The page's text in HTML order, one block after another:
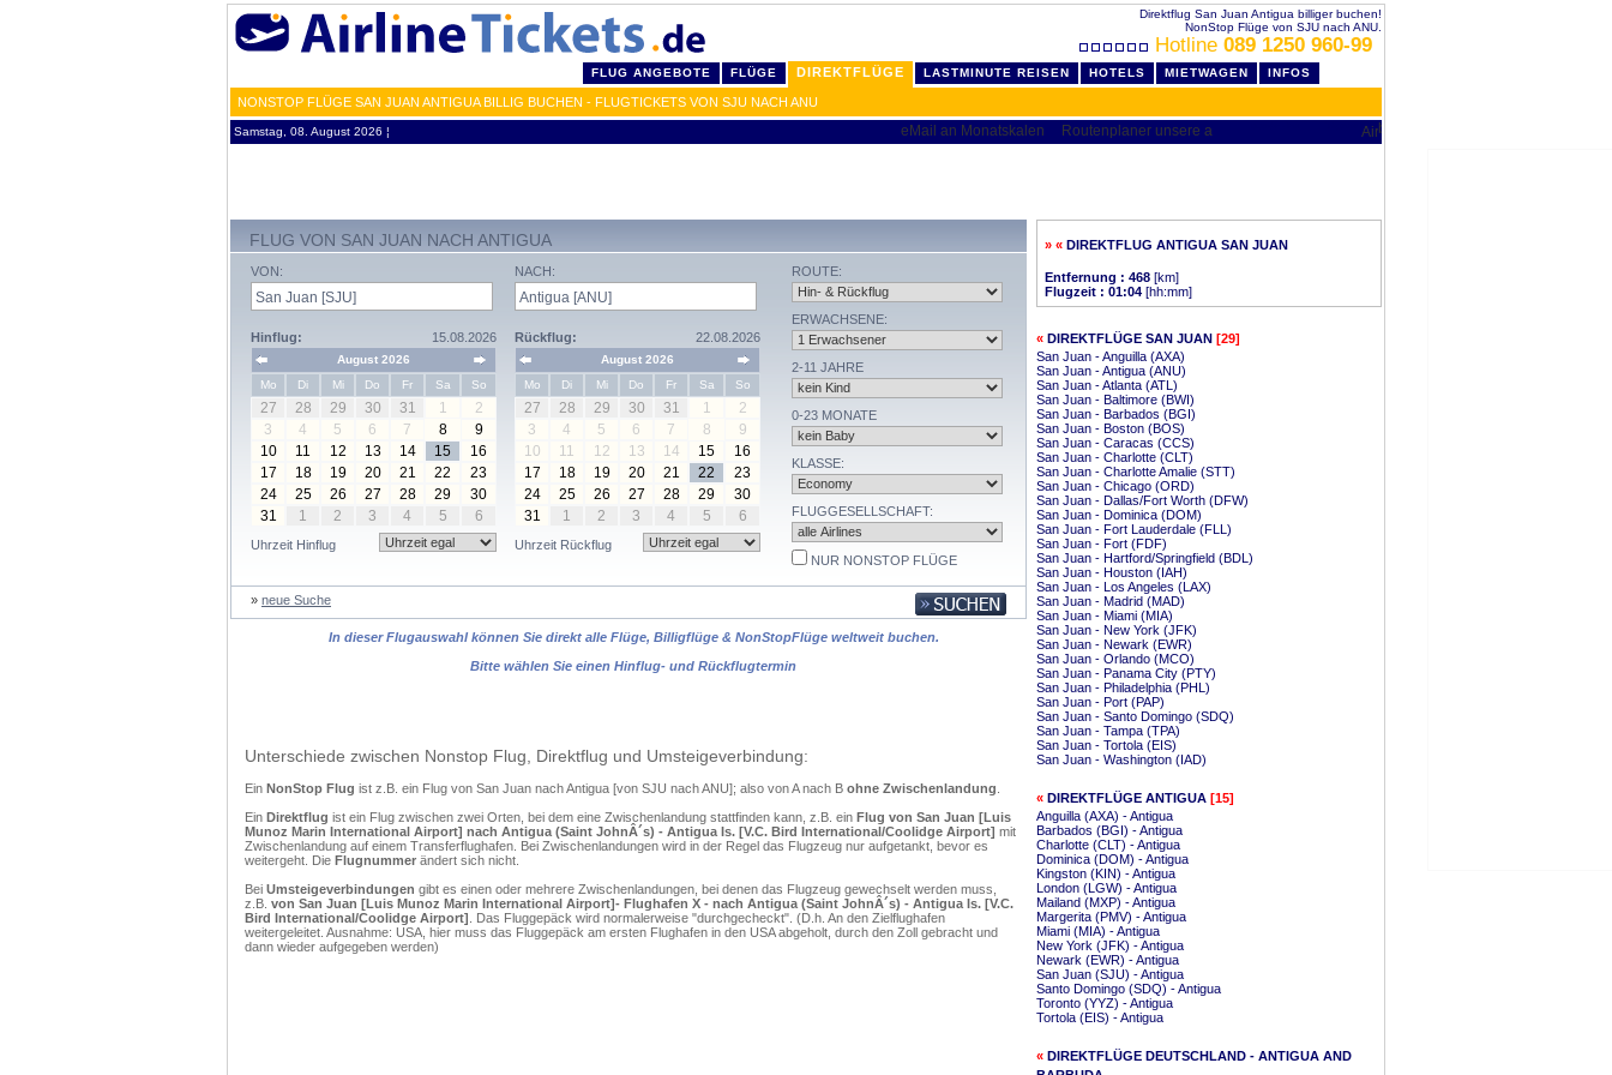
Direktflug San Juan Antigua billiger buchen!
NonStop Flüge von SJU nach ANU.
Hotline 089 1250 960-99
FLUG ANGEBOTE FLÜGE DIREKTFLÜGE LASTMINUTE REISEN HOTELS MIETWAGEN INFOS
NONSTOP FLÜGE SAN JUAN ANTIGUA BILLIG BUCHEN - FLUGTICKETS VON SJU NACH ANU
Samstag, 08. August 2026 ¦
FLUG VON SAN JUAN NACH ANTIGUA
VON:
Hinflug: 15.08.2026
August 2026
Mo
Di Mi Do Fr Sa So
27 28 29 30 31 1
2
3
4 5 6 7 8
9
10
11 12 13 14 15
16
17
18 19 20 21 22
23
24
25 26 27 28 29
30
31
1 2 3 4 5 6
Uhrzeit Hinflug
NACH:
Rückflug: 22.08.2026
August 2026
Mo
Di Mi Do Fr Sa So
27 28 29 30 31 1
2
3
4 5 6 7 8
9
10
11 12 13 14 15
16
17
18 19 20 21 22
23
24
25 26 27 28 29
30
31
1 2 3 4 5 6
Uhrzeit Rückflug
ROUTE:
ERWACHSENE:
2-11 JAHRE
0-23 MONATE
KLASSE:
FLUGGESELLSCHAFT:
NUR NONSTOP FLÜGE
» neue Suche
In dieser Flugauswahl können Sie direkt alle Flüge, Billigflüge & NonStopFlüge weltweit buchen.
Bitte wählen Sie einen Hinflug- und Rückflugtermin
Unterschiede zwischen Nonstop Flug, Direktflug und Umsteigeverbindung:
Ein NonStop Flug ist z.B. ein Flug von San Juan nach Antigua [von SJU nach ANU]; also von A nach B ohne Zwischenlandung
Ein Direktflug ist ein Flug zwischen zwei Orten, bei dem eine Zwischenlandung stattfinden kann, z.B. ein Flug von San Juan [Luis
Munoz Marin International Airport] nach Antigua (Saint JohnÂ´s) - Antigua Is. [V.C. Bird International/Coolidge Airport] mit
Zwischenlandung auf einem Transferflughafen. Bei Zwischenlandungen wird in der Regel das Flugzeug nur aufgetankt, bevor es
weitergeht. Die Flugnummer ändert sich nicht.
Bei Umsteigeverbindungen gibt es einen oder mehrere Zwischenlandungen, bei denen das Flugzeug gewechselt werden muss,
z.B. von San Juan [Luis Munoz Marin International Airport]- Flughafen X - nach Antigua (Saint JohnÂ´s) - Antigua Is. [V.C.
Bird International/Coolidge Airport] . Das Fluggepäck wird normalerweise "durchgecheckt". (D.h. An den Zielflughafen
weitergeleitet. Ausnahme: USA, hier muss das Fluggepäck am ersten Flughafen in den USA abgeholt, durch den Zoll gebracht und
dann wieder aufgegeben werden)
» « DIREKTFLUG ANTIGUA SAN JUAN
Entfernung : 468 [km]
Flugzeit : 01:04 [hh:mm]
« DIREKTFLÜGE SAN JUAN [29]
San Juan - Anguilla (AXA)
San Juan - Antigua (ANU)
San Juan - Atlanta (ATL)
San Juan - Baltimore (BWI)
San Juan - Barbados (BGI)
San Juan - Boston (BOS)
San Juan - Caracas (CCS)
San Juan - Charlotte (CLT)
San Juan - Charlotte Amalie (STT)
San Juan - Chicago (ORD)
San Juan - Dallas/Fort Worth (DFW)
San Juan - Dominica (DOM)
San Juan - Fort Lauderdale (FLL)
San Juan - Fort (FDF)
San Juan - Hartford/Springfield (BDL)
San Juan - Houston (IAH)
San Juan - Los Angeles (LAX)
San Juan - Madrid (MAD)
San Juan - Miami (MIA)
San Juan - New York (JFK)
San Juan - Newark (EWR)
San Juan - Orlando (MCO)
San Juan - Panama City (PTY)
San Juan - Philadelphia (PHL)
San Juan - Port (PAP)
San Juan - Santo Domingo (SDQ)
San Juan - Tampa (TPA)
San Juan - Tortola (EIS)
San Juan - Washington (IAD)
« DIREKTFLÜGE ANTIGUA [15]
Anguilla (AXA) - Antigua
Barbados (BGI) - Antigua
Charlotte (CLT) - Antigua
Dominica (DOM) - Antigua
Kingston (KIN) - Antigua
London (LGW) - Antigua
Mailand (MXP) - Antigua
Margerita (PMV) - Antigua
Miami (MIA) - Antigua
New York (JFK) - Antigua
Newark (EWR) - Antigua
San Juan (SJU) - Antigua
Santo Domingo (SDQ) - Antigua
Toronto (YYZ) - Antigua
Tortola (EIS) - Antigua
« DIREKTFLÜGE DEUTSCHLAND - ANTIGUA AND